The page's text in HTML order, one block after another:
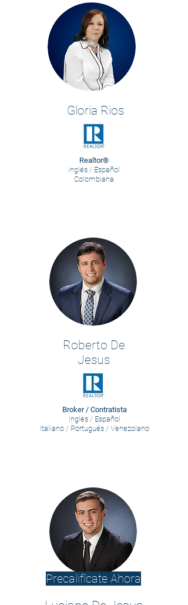
Gloria Rios
Realtor®
Inglés / Español
Colombiana
Roberto De
Jesus
Broker / Contratista
Inglés / Español
Italiano / Portugués / Venezolano
Precalifícate Ahora